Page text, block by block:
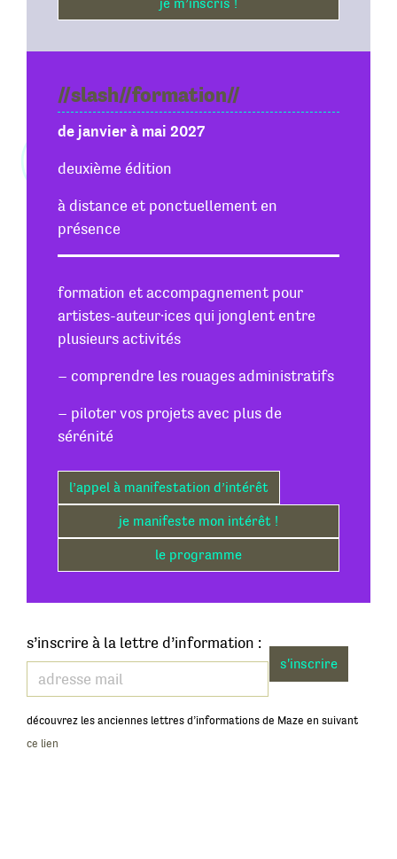
je m’inscris !
//slash//formation//
de janvier à mai 2027
deuxième édition
à distance et ponctuellement en
présence
formation et accompagnement pour
artistes-auteur·ices qui jonglent entre
plusieurs activités
– comprendre les rouages administratifs
– piloter vos projets avec plus de
sérénité
l’appel à manifestation d’intérêt
je manifeste mon intérêt !
le programme
s’inscrire à la lettre d’information :
s'inscrire
découvrez les anciennes lettres d’informations de Maze en suivant
ce lien